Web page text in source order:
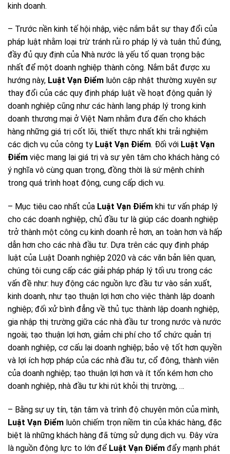
kinh doanh.
– Trước nền kinh tế hội nhập, việc nắm bắt sự thay đổi của
pháp luật nhằm loại trừ tránh rủi ro pháp lý và tuân thủ đúng,
đầy đủ quy định của Nhà nước là yếu tố quan trọng bậc
nhất để một doanh nghiệp thành công. Nắm bắt được xu
hướng này, Luật Vạn Điểm luôn cập nhật thường xuyên sự
thay đổi của các quy định pháp luật về hoạt động quản lý
doanh nghiệp cũng như các hành lang pháp lý trong kinh
doanh thương mại ở Việt Nam nhằm đưa đến cho khách
hàng những giá trị cốt lõi, thiết thực nhất khi trải nghiệm
các dịch vụ của công ty Luật Vạn Điểm. Đối với Luật Vạn
Điểm việc mang lại giá trị và sự yên tâm cho khách hàng có
ý nghĩa vô cùng quan trọng, đồng thời là sứ mệnh chính
trong quá trình hoạt động, cung cấp dịch vụ.
– Mục tiêu cao nhất của Luật Vạn Điểm khi tư vấn pháp lý
cho các doanh nghiệp, chủ đầu tư là giúp các doanh nghiệp
trở thành một công cụ kinh doanh rẻ hơn, an toàn hơn và hấp
dẫn hơn cho các nhà đầu tư. Dựa trên các quy định pháp
luật của Luật Doanh nghiệp 2020 và các văn bản liên quan,
chúng tôi cung cấp các giải pháp pháp lý tối ưu trong các
vấn đề như: huy động các nguồn lực đầu tư vào sản xuất,
kinh doanh, như tạo thuận lợi hơn cho việc thành lập doanh
nghiệp; đối xử bình đẳng về thủ tục thành lập doanh nghiệp,
gia nhập thị trường giữa các nhà đầu tư trong nước và nước
ngoài; tạo thuận lợi hơn, giảm chi phí cho tổ chức quản trị
doanh nghiệp, cơ cấu lại doanh nghiệp; bảo vệ tốt hơn quyền
và lợi ích hợp pháp của các nhà đầu tư, cổ đông, thành viên
của doanh nghiệp; tạo thuận lợi hơn và ít tốn kém hơn cho
doanh nghiệp, nhà đầu tư khi rút khỏi thị trường, …
– Bằng sự uy tín, tận tâm và trình độ chuyên môn của mình,
Luật Vạn Điểm luôn chiếm trọn niềm tin của khác hàng, đặc
biệt là những khách hàng đã từng sử dụng dịch vụ. Đây vừa
là nguồn động lực to lớn để Luật Vạn Điểm đẩy mạnh phát